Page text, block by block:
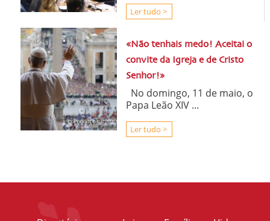
Ler tudo >
«Não tenhais medo! Aceitai o
convite da Igreja e de Cristo
Senhor!»
No domingo, 11 de maio, o
Papa Leão XIV ...
Ler tudo >